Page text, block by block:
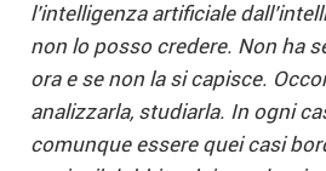
l’intelligenza artificiale
non lo posso credere. Non ha
ora e se non la si capisce.
analizzarla, studiarla. In ogni
comunque essere quei casi